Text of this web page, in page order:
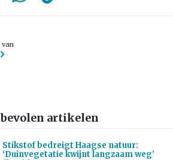
van
artikelen
Stikstof bedreigt Haagse natuur:
‘Duinvegetatie kwijnt langzaam weg’